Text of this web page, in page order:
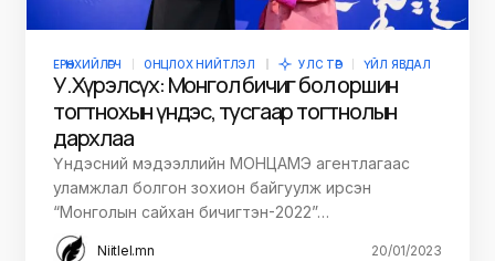
ЕРӨНХИЙЛӨГЧ ОНЦЛОХ НИЙТЛЭЛ УЛС ТӨР ҮЙЛ ЯВДАЛ
У.Хүрэлсүх: Монгол бичиг бол оршин
тогтнохын үндэс, тусгаар тогтнолын
дархлаа
Үндэсний мэдээллийн МОНЦАМЭ агентлагаас
уламжлал болгон зохион байгуулж ирсэн
“Монголын сайхан бичигтэн-2022”…
Niitlel.mn 20/01/2023